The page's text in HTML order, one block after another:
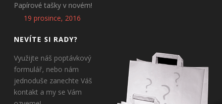
Papírové tašky v novém!
19 prosince, 2016
NEVÍTE SI RADY?
Využijte náš poptávkový
formulář, nebo nám
jednoduše zanechte Váš
kontakt a my se Vám